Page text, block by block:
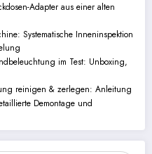
Adapter aus einer alten
Systematische Inneninspektion
im Test: Unboxing,
reinigen & zerlegen: Anleitung
Demontage und